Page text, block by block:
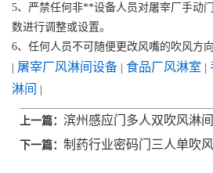
5、严禁任何非**设备人员对屠宰厂手动
数进行调整或设置。
6、任何人员不可随便更改风嘴的吹风方向
屠宰厂风淋间设备 食品厂风淋室
淋间
上一篇： 滨州感应门多人双吹风淋间
下一篇： 制药行业密码门三人单吹